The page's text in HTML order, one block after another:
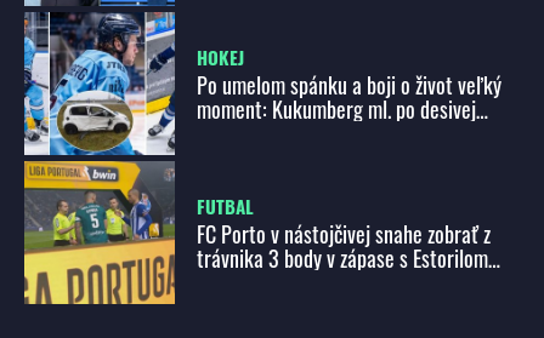
HOKEJ
Po umelom spánku a boji o život veľký
moment: Kukumberg ml. po desivej
FUTBAL
FC Porto v nástojčivej snahe zobrať z
trávnika 3 body v zápase s Estorilom